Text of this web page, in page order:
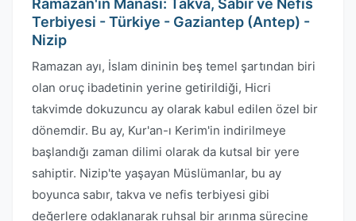
Ramazan'ın Manası: Takva, Sabır ve Nefis
Terbiyesi - Türkiye - Gaziantep (Antep) -
Nizip
Ramazan ayı, İslam dininin beş temel şartından biri
olan oruç ibadetinin yerine getirildiği, Hicri
takvimde dokuzuncu ay olarak kabul edilen özel bir
dönemdir. Bu ay, Kur'an-ı Kerim'in indirilmeye
başlandığı zaman dilimi olarak da kutsal bir yere
sahiptir. Nizip'te yaşayan Müslümanlar, bu ay
boyunca sabır, takva ve nefis terbiyesi gibi
değerlere odaklanarak ruhsal bir arınma sürecine